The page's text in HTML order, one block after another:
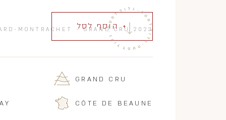
MONTRACHET - GRAND CRU 2023
+ הוסף לסל
GRAND CRU
CÔTE DE BEAUNE